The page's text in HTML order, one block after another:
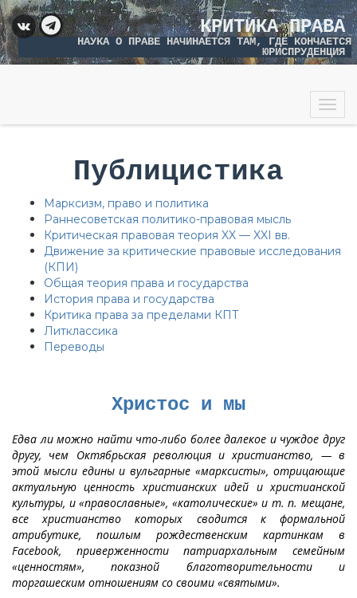
КРИТИКА ПРАВА
НАУКА О ПРАВЕ НАЧИНАЕТСЯ ТАМ, ГДЕ КОНЧАЕТСЯ
ЮРИСПРУДЕНЦИЯ
Публицистика
Марксизм, право и политика
Раннесоветская политико-правовая мысль
Критическая правовая теория XX — XXI вв.
Движение за критические правовые исследования
(КПИ)
Общая теория права и государства
История права и государства
Критика права за пределами КПТ
Литклассика
Переводы
Христос и мы
Едва ли можно найти что-либо более далекое и чуждое друг
другу, чем Октябрьская революция и христианство, — в
этой мысли едины и вульгарные «марксисты», отрицающие
актуальную ценность христианских идей и христианской
культуры, и «православные», «католические» и т. п. мещане,
все христианство которых сводится к формальной
атрибутике, пошлым рождественским картинкам в
Facebook, приверженности патриархальным семейным
«ценностям», показной благотворительности и
торгашеским отношениям со своими «святыми».